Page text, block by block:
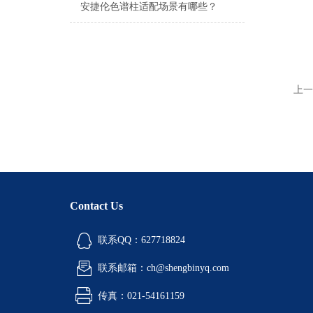
安捷伦色谱柱适配场景有哪些？
上
Contact Us
联系QQ：627718824
联系邮箱：ch@shengbinyq.com
传真：021-54161159